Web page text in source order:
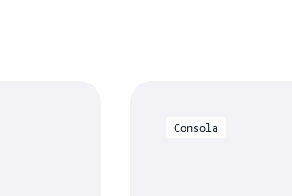
Consola